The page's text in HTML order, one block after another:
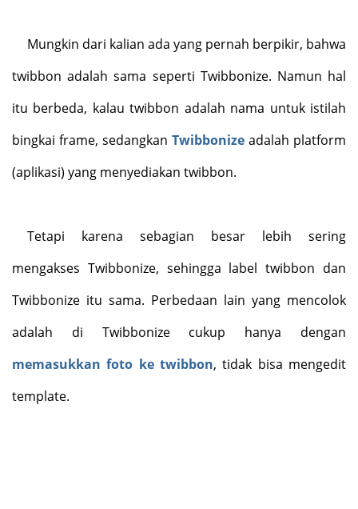
Mungkin dari kalian ada yang pernah berpikir, bahwa
twibbon adalah sama seperti Twibbonize. Namun hal
itu berbeda, kalau twibbon adalah nama untuk istilah
bingkai frame, sedangkan Twibbonize adalah platform
(aplikasi) yang menyediakan twibbon.
Tetapi karena sebagian besar lebih sering
mengakses Twibbonize, sehingga label twibbon dan
Twibbonize itu sama. Perbedaan lain yang mencolok
adalah di Twibbonize cukup hanya dengan
memasukkan foto ke twibbon, tidak bisa mengedit
template.